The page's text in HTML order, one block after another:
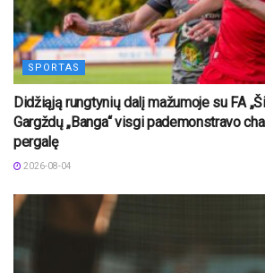
SPORTAS
Didžiąją rungtynių dalį mažumoje su FA
Gargždų „Banga“ visgi pademonstravo
pergalę
2026-08-04